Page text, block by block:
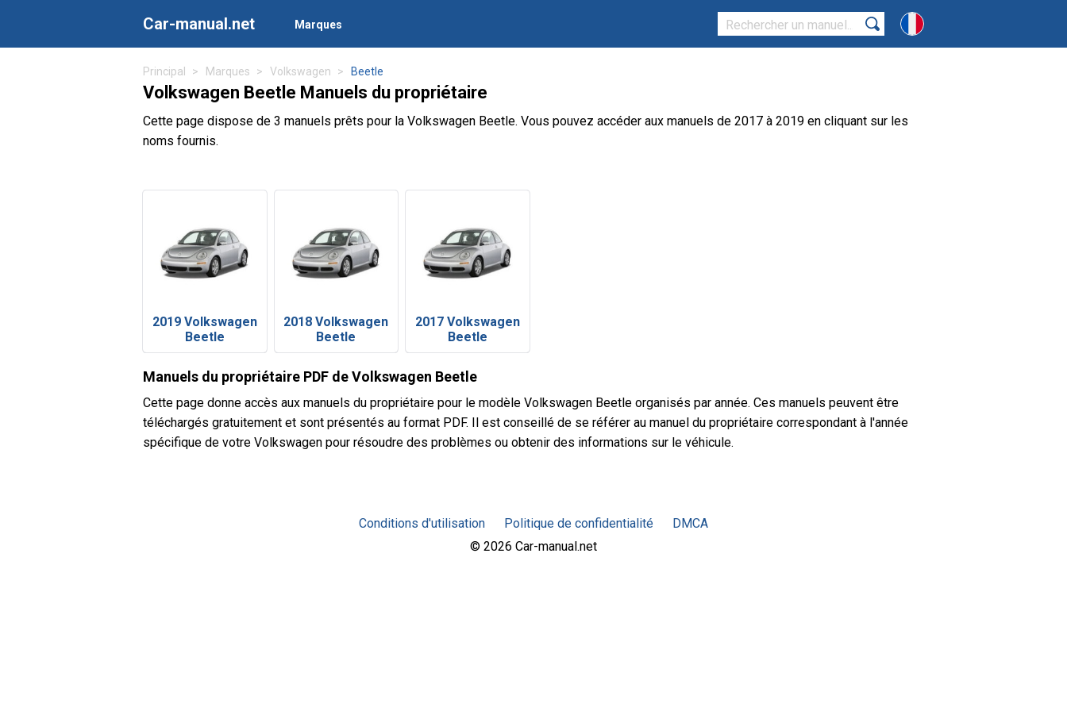
Car-manual.net Marques
Principal Marques Volkswagen Beetle
Volkswagen Beetle Manuels du propriétaire
Cette page dispose de 3 manuels prêts pour la Volkswagen Beetle. Vous pouvez accéder aux manuels de 2017 à 2019 en cliquant sur les
noms fournis.
2019 Volkswagen
Beetle
2018 Volkswagen
Beetle
2017 Volkswagen
Beetle
Manuels du propriétaire PDF de Volkswagen Beetle
Cette page donne accès aux manuels du propriétaire pour le modèle Volkswagen Beetle organisés par année. Ces manuels peuvent être
téléchargés gratuitement et sont présentés au format PDF. Il est conseillé de se référer au manuel du propriétaire correspondant à l'année
spécifique de votre Volkswagen pour résoudre des problèmes ou obtenir des informations sur le véhicule.
Conditions d'utilisation Politique de confidentialité
DMCA
© 2026 Car-manual.net